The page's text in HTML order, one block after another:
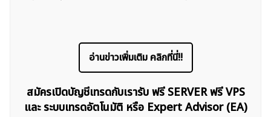
สำหรับ:
อ่านข่าวเพิ่มเติม คลิกที่นี่!!
สมัครเปิดบัญชีเทรดกับเรารับ ฟรี SERVER ฟรี VPS
และ ระบบเทรดอัตโนมัติ หรือ Expert Advisor (EA)